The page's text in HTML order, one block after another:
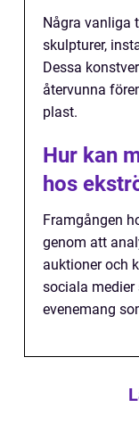
Några vanliga
skulpturer,
Dessa
återvunna
plast.
Hur kan
hos
Framgången
genom att
auktioner och
sociala
evenemang